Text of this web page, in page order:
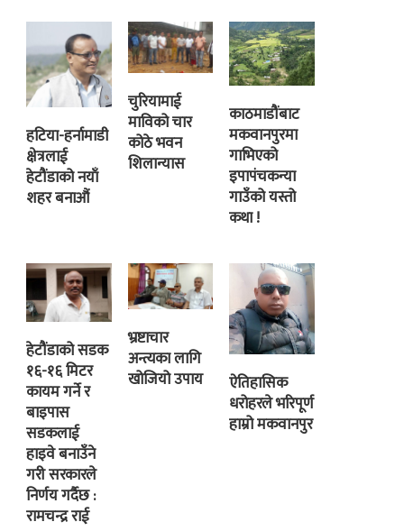
हटिया-हर्नामाडी
क्षेत्रलाई
हेटौंडाको नयाँ
शहर बनाऔं
चुरियामाई
माविको चार
कोठे भवन
शिलान्यास
काठमाडौंबाट
मकवानपुरमा
गाभिएको
इपापंचकन्या
गाउँको यस्तो
कथा !
हेटौंडाको सडक
१६-१६ मिटर
कायम गर्ने र
बाइपास
सडकलाई
हाइवे बनाउँने
गरी सरकारले
निर्णय गर्दैछ :
रामचन्द्र राई
भ्रष्टाचार
अन्त्यका लागि
खोजियो उपाय
ऐतिहासिक
धरोहरले भरिपूर्ण
हाम्रो मकवानपुर